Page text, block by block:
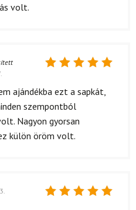
volt.
5 / 5
ajándékba ezt a sapkát,
szempontból
Nagyon gyorsan
külön öröm volt.